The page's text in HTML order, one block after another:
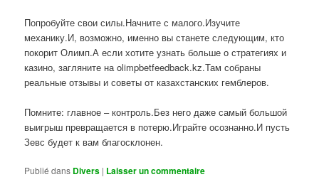
Попробуйте свои силы.Начните с малого.Изучите
механику.И, возможно, именно вы станете следующим, кто
покорит Олимп.А если хотите узнать больше о стратегиях и
казино, загляните на olimpbetfeedback.kz.Там собраны
реальные отзывы и советы от казахстанских гемблеров.
Помните: главное – контроль.Без него даже самый большой
выигрыш превращается в потерю.Играйте осознанно.И пусть
Зевс будет к вам благосклонен.
Publié dans Divers | Laisser un commentaire